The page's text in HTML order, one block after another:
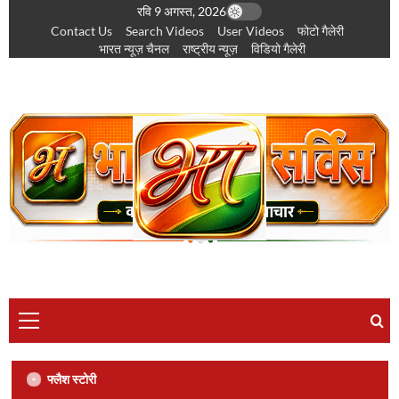
पर
रवि 9 अगस्त, 2026
Contact Us
Search Videos User Videos
फोटो गैलेरी
भारत न्यूज़ चैनल
राष्ट्रीय न्यूज़ विडियो गैलेरी
सूची
फ्लैश स्टोरी
छत्तीसगढ़ टॉप न्यूज़ प्रादेशिक खबर संपादक की पसंद